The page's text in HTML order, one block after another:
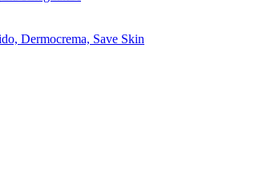
Dermocrema, Save Skin